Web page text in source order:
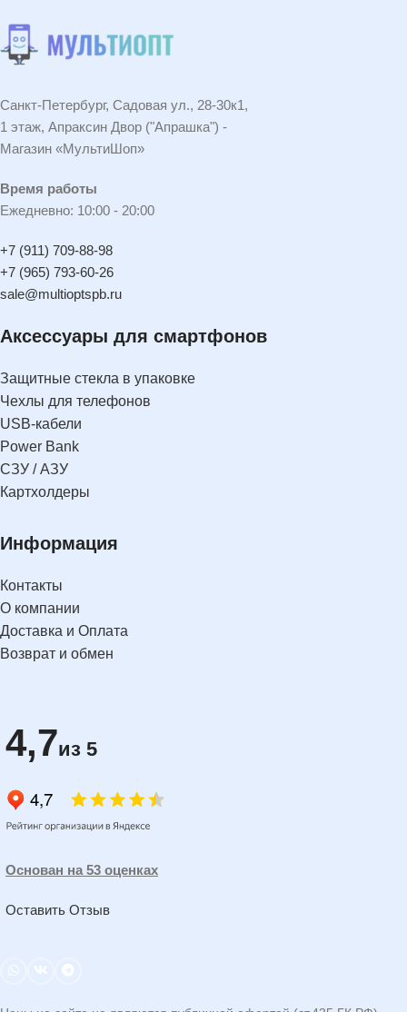
Санкт-Петербург, Садовая ул., 28-30к1,
1 этаж, Апраксин Двор ("Апрашка") -
Магазин «МультиШоп»
Время работы
Ежедневно: 10:00 - 20:00
+7 (911) 709-88-98
+7 (965) 793-60-26
sale@multioptspb.ru
Аксессуары для смартфонов
Защитные стекла в упаковке
Чехлы для телефонов
USB-кабели
Power Bank
СЗУ / АЗУ
Картхолдеры
Информация
Контакты
О компании
Доставка и Оплата
Возврат и обмен
4,7из 5
Основан на 53 оценках
Оставить Отзыв